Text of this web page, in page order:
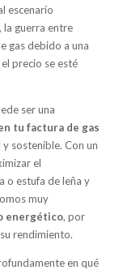
escenario
la guerra entre
gas debido a una
precio se esté
ser una
tu factura de gas
sostenible. Con un
el
o estufa de leña y
muy
energético, por
rendimiento.
en qué